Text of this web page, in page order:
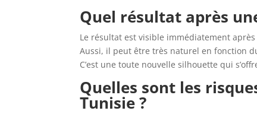
Quel résultat après
Le résultat est visible immédiatement
Aussi, il peut être très naturel en fonction
C’est une toute nouvelle silhouette qui
Quelles sont les
Tunisie ?